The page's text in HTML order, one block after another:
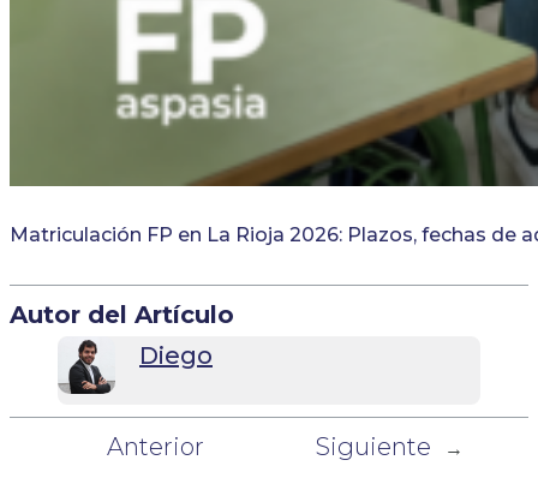
Matriculación FP en La Rioja 2026: Plazos, fechas de
Autor del Artículo
Diego
Anterior Siguiente →